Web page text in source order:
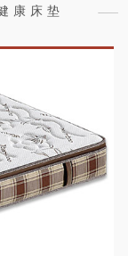
康床垫